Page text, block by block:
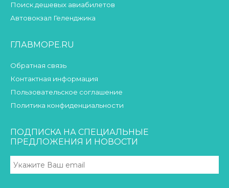
Поиск дешевых авиабилетов
Автовокзал Геленджика
ГЛАВМОРЕ.RU
Обратная связь
Контактная информация
Пользовательское соглашение
Политика конфиденциальности
ПОДПИСКА НА СПЕЦИАЛЬНЫЕ
ПРЕДЛОЖЕНИЯ И НОВОСТИ